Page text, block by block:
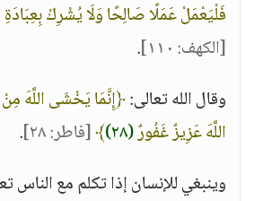
فَلْيَعْمَلْ عَمَلًا صَالِحًا وَلَا يُشْرِكْ
[الكهف: ١١٠]
.
وقال الله تعالى:﴿إِنَّمَا يَخْشَى اللَّهَ مِنْ
اللَّهَ عَزِيزٌ غَفُورٌ(٢٨) ﴾[فاطر: ٢٨]
.
وينبغي للإنسان إذا تكلم مع الناس